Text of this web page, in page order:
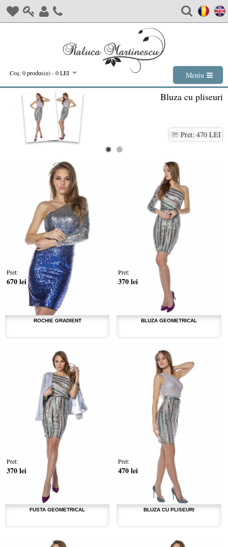
Coş: 0 produs(e) - 0 LEI Meniu
Bluza cu pliseuri
Pret: 470 LEI
ROCHIE GRADIENT
Pret:
670 lei
BLUZA GEOMETRICAL
Pret:
370 lei
FUSTA GEOMETRICAL
Pret:
370 lei
BLUZA CU PLISEURI
Pret:
470 lei